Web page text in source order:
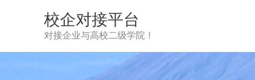
容
校企对接平台
对接企业与高校二级学院！